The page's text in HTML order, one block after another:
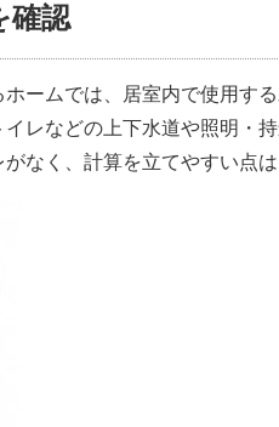
確認
ームでは、居室内で使用す
レなどの上下水道や照明・
なく、計算を立てやすい点